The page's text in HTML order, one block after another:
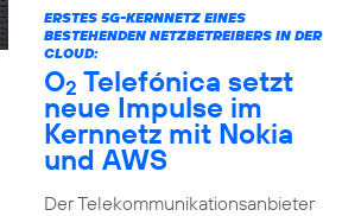
ERSTES 5G-KERNNETZ EINES
BESTEHENDEN NETZBETREIBERS IN DER
CLOUD:
O2 Telefónica setzt
neue Impulse im
Kernnetz mit Nokia
und AWS
Der Telekommunikationsanbieter